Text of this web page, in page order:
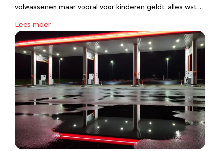
volwassenen maar vooral voor kinderen geldt: alles wat…
Lees meer